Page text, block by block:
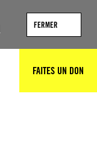
FERMER
RECHERCHERFAITES UN DON